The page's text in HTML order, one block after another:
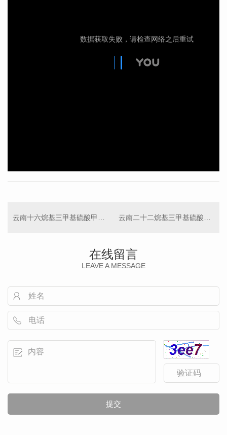
在线留言
LEAVE A MESSAGE